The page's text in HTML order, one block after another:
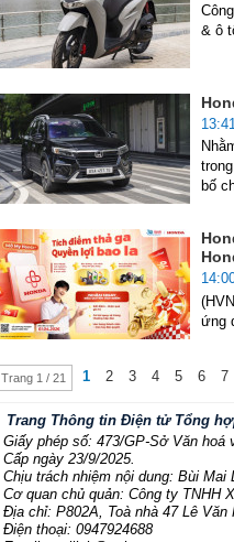
& ô
bố
ứng
Trang 1 / 21 1 2 3 4 5 6 7
Trang Thông tin Điện tử Tổng
Giấy phép số: 473/GP-Sở Văn hoá
Cấp ngày 23/9/2025.
Chịu trách nhiệm nội dung: Bùi Mai
Cơ quan chủ quản: Công ty TNHH
Địa chỉ: P802A, Toà nhà 47 Lê Văn
Điện thoại: 0947924688